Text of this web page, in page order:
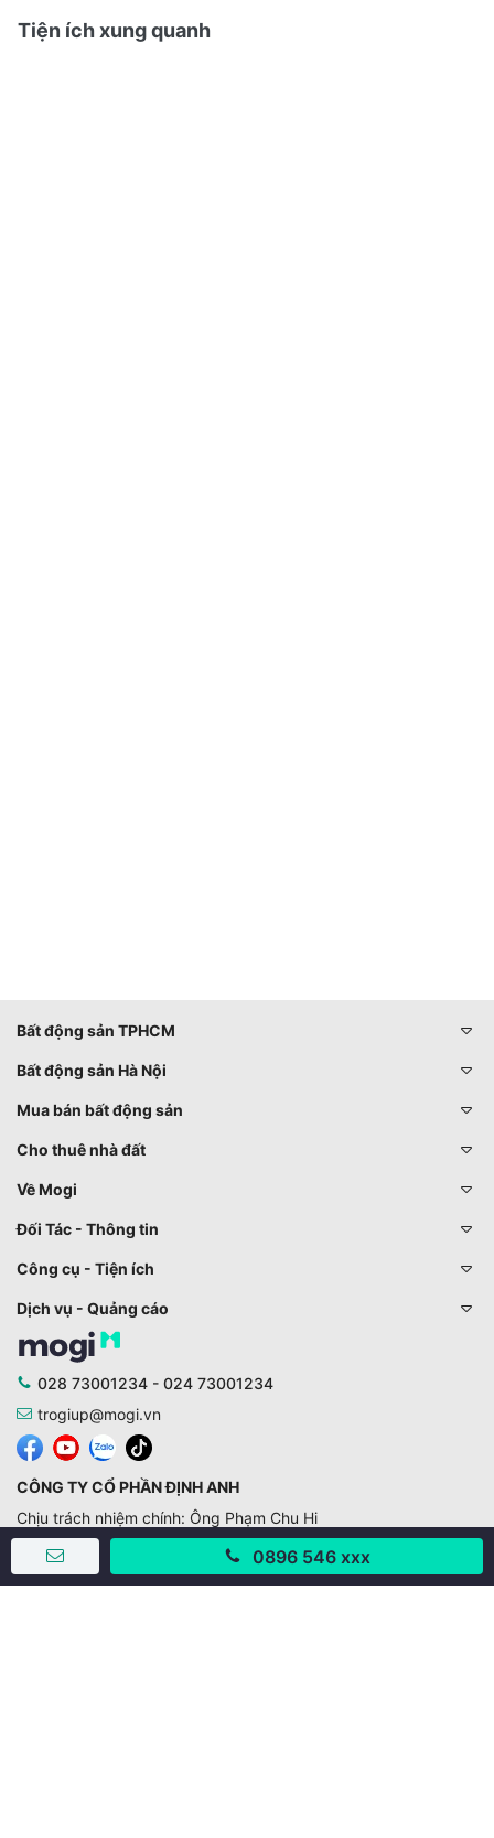
Tiện ích xung quanh
0896 546 xxx
Bất động sản TPHCM
Bất động sản Hà Nội
Mua bán bất động sản
Cho thuê nhà đất
Về Mogi
Đối Tác - Thông tin
Công cụ - Tiện ích
Dịch vụ - Quảng cáo
028 73001234 - 024 73001234
trogiup@mogi.vn
CÔNG TY CỔ PHẦN ĐỊNH ANH
Chịu trách nhiệm chính: Ông Phạm Chu Hi
Giấy phép số: 429/GP-BTTTT do Bộ TTTT cấp ngày
11/10/2019